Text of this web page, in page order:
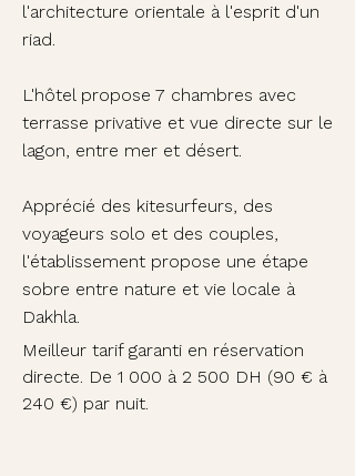
l'architecture orientale à l'esprit d'un
riad.​
​L'hôtel propose 7 chambres avec
terrasse privative et vue directe sur le
lagon, entre mer et désert.
Apprécié des kitesurfeurs, des
voyageurs solo et des couples,
l'établissement propose une étape
sobre entre nature et vie locale à
Dakhla.
Meilleur tarif garanti en réservation
directe. De 1 000 à 2 500 DH (90 € à
240 €) par nuit.